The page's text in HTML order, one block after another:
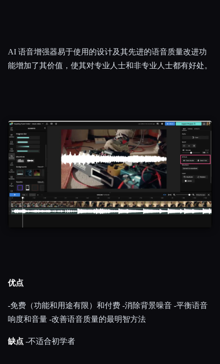
AI 语音增强器易于使用的设计及其先进的语音质量改进功
能增加了其价值，使其对专业人士和非专业人士都有好处。
优点
-免费（功能和用途有限）和付费 -消除背景噪音 -平衡语音
响度和音量 -改善语音质量的最明智方法
缺点 -不适合初学者